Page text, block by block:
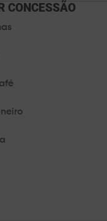
CONCESSÃO​